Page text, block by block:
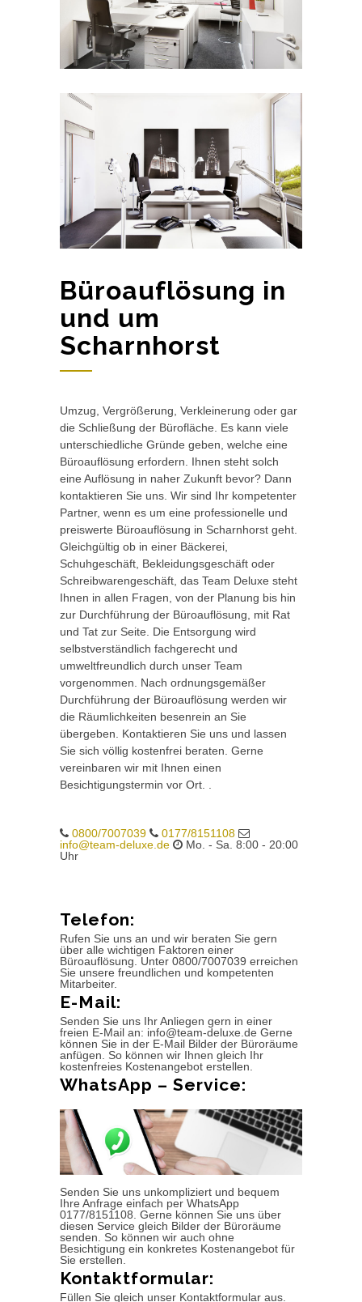
Büroauflösung in
und um
Scharnhorst
Umzug, Vergrößerung, Verkleinerung oder gar
die Schließung der Bürofläche. Es kann viele
unterschiedliche Gründe geben, welche eine
Büroauflösung erfordern. Ihnen steht solch
eine Auflösung in naher Zukunft bevor? Dann
kontaktieren Sie uns. Wir sind Ihr kompetenter
Partner, wenn es um eine professionelle und
preiswerte Büroauflösung in Scharnhorst geht.
Gleichgültig ob in einer Bäckerei,
Schuhgeschäft, Bekleidungsgeschäft oder
Schreibwarengeschäft, das Team Deluxe steht
Ihnen in allen Fragen, von der Planung bis hin
zur Durchführung der Büroauflösung, mit Rat
und Tat zur Seite. Die Entsorgung wird
selbstverständlich fachgerecht und
umweltfreundlich durch unser Team
vorgenommen. Nach ordnungsgemäßer
Durchführung der Büroauflösung werden wir
die Räumlichkeiten besenrein an Sie
übergeben. Kontaktieren Sie uns und lassen
Sie sich völlig kostenfrei beraten. Gerne
vereinbaren wir mit Ihnen einen
Besichtigungstermin vor Ort. .
0800/7007039
0177/8151108
info@team-deluxe.de
Mo. - Sa. 8:00 - 20:00
Uhr
Telefon:
Rufen Sie uns an und wir beraten Sie gern
über alle wichtigen Faktoren einer
Büroauflösung. Unter 0800/7007039 erreichen
Sie unsere freundlichen und kompetenten
Mitarbeiter.
E-Mail:
Senden Sie uns Ihr Anliegen gern in einer
freien E-Mail an: info@team-deluxe.de Gerne
können Sie in der E-Mail Bilder der Büroräume
anfügen. So können wir Ihnen gleich Ihr
kostenfreies Kostenangebot erstellen.
WhatsApp – Service:
Senden Sie uns unkompliziert und bequem
Ihre Anfrage einfach per WhatsApp
0177/8151108. Gerne können Sie uns über
diesen Service gleich Bilder der Büroräume
senden. So können wir auch ohne
Besichtigung ein konkretes Kostenangebot für
Sie erstellen.
Kontaktformular:
Füllen Sie gleich unser Kontaktformular aus.